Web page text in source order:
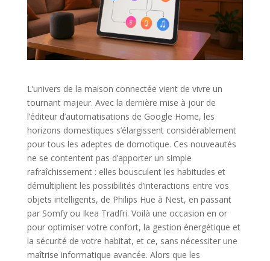
L’univers de la maison connectée vient de vivre un
tournant majeur. Avec la dernière mise à jour de
l’éditeur d’automatisations de Google Home, les
horizons domestiques s’élargissent considérablement
pour tous les adeptes de domotique. Ces nouveautés
ne se contentent pas d’apporter un simple
rafraîchissement : elles bousculent les habitudes et
démultiplient les possibilités d’interactions entre vos
objets intelligents, de Philips Hue à Nest, en passant
par Somfy ou Ikea Tradfri. Voilà une occasion en or
pour optimiser votre confort, la gestion énergétique et
la sécurité de votre habitat, et ce, sans nécessiter une
maîtrise informatique avancée. Alors que les